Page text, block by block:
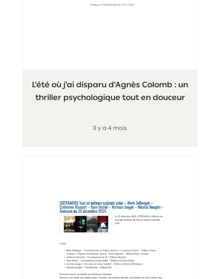
L’été où j’ai disparu d’Agnès Colomb : un
thriller psychologique tout en douceur
Il y a 4 mois